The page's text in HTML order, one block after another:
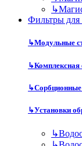
↳
Фильтры для
↳Модульные
↳Комплексная
↳
↳Установки
↳